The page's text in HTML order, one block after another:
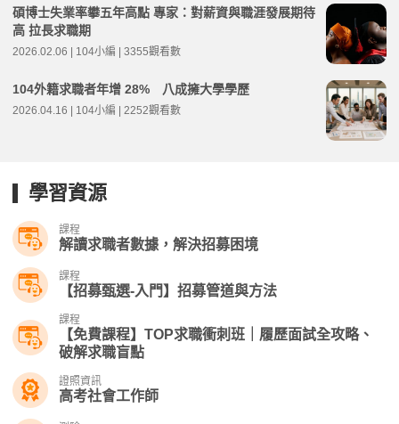
碩博士失業率攀五年高點 專家：對薪資與職涯發展期待
高 拉長求職期
2026.02.06 | 104小編 | 3355觀看數
104外籍求職者年增 28% 八成擁大學學歷
2026.04.16 | 104小編 | 2252觀看數
學習資源
課程
解讀求職者數據，解決招募困境
課程
【招募甄選-入門】招募管道與方法
課程
【免費課程】TOP求職衝刺班｜履歷面試全攻略、
破解求職盲點
證照資訊
高考社會工作師